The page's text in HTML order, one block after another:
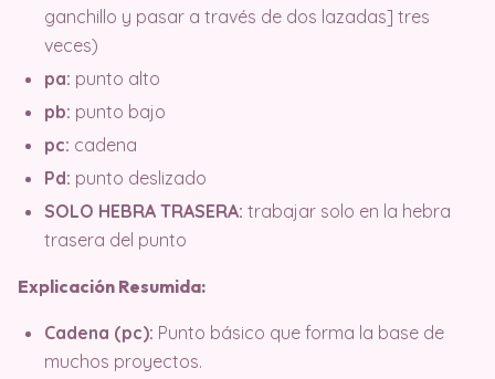
ganchillo y pasar a través de dos lazadas] tres
veces)
pa: punto alto
pb: punto bajo
pc: cadena
Pd: punto deslizado
SOLO HEBRA TRASERA: trabajar solo en la hebra
trasera del punto
Explicación Resumida:
Cadena (pc): Punto básico que forma la base de
muchos proyectos.